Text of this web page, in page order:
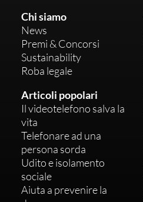
Chi siamo
News
Premi & Concorsi
Sustainability
Roba legale
Articoli popolari
Il videotelefono salva la
vita
Telefonare ad una
persona sorda
Udito e isolamento
sociale
Aiuta a prevenire la